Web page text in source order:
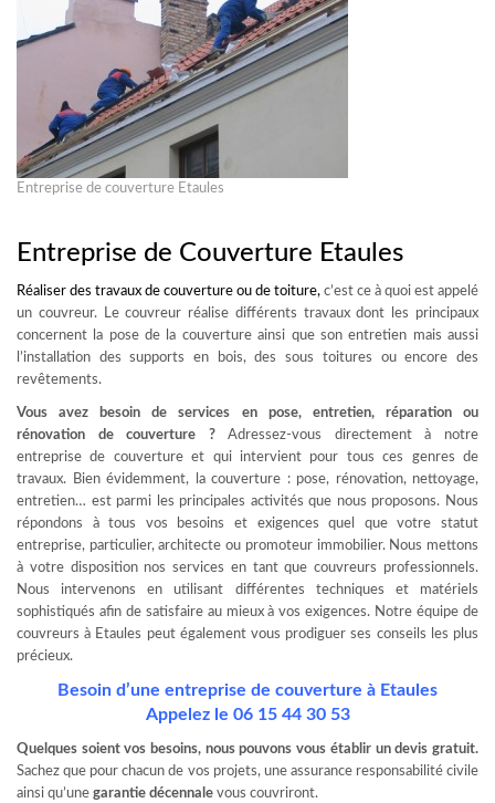
Entreprise de couverture Etaules
Entreprise de Couverture Etaules
Réaliser des travaux de couverture ou de toiture, c’est ce à quoi est appelé
un couvreur. Le couvreur réalise différents travaux dont les principaux
concernent la pose de la couverture ainsi que son entretien mais aussi
l’installation des supports en bois, des sous toitures ou encore des
revêtements.
Vous avez besoin de services en pose, entretien, réparation ou
rénovation de couverture ?Adressez-vous directement à notre
entreprise de couverture et qui intervient pour tous ces genres de
travaux. Bien évidemment, la couverture : pose, rénovation, nettoyage,
entretien… est parmi les principales activités que nous proposons. Nous
répondons à tous vos besoins et exigences quel que votre statut
entreprise, particulier, architecte ou promoteur immobilier. Nous mettons
à votre disposition nos services en tant que couvreurs professionnels.
Nous intervenons en utilisant différentes techniques et matériels
sophistiqués afin de satisfaire au mieux à vos exigences. Notre équipe de
couvreurs à Etaules peut également vous prodiguer ses conseils les plus
précieux.
Besoin d’une entreprise de couverture à Etaules
Appelez le 06 15 44 30 53
Quelques soient vos besoins, nous pouvons vous établir un devis gratuit.
Sachez que pour chacun de vos projets, une assurance responsabilité civile
ainsi qu’une garantie décennale vous couvriront.